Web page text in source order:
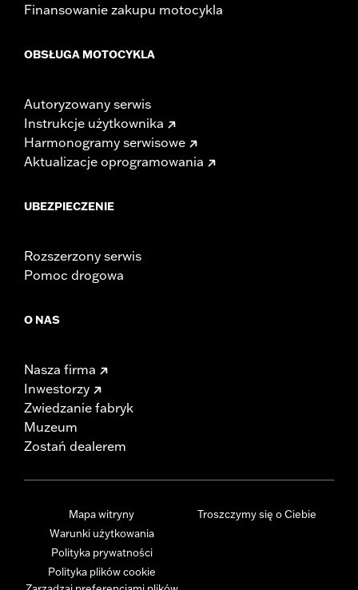
Finansowanie zakupu motocykla
OBSŁUGA MOTOCYKLA
Autoryzowany serwis
Instrukcje użytkownika
Harmonogramy serwisowe
Aktualizacje oprogramowania
UBEZPIECZENIE
Rozszerzony serwis
Pomoc drogowa
O NAS
Nasza firma
Inwestorzy
Zwiedzanie fabryk
Muzeum
Zostań dealerem
Mapa witryny
Warunki użytkowania
Polityka prywatności
Polityka plików cookie
Troszczymy się o Ciebie